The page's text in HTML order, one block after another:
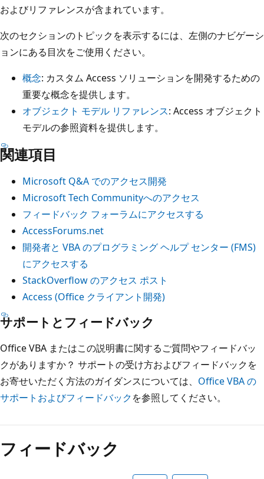
およびリファレンスが含まれています。
次のセクションのトピックを表示するには、左側のナビゲーシ
ョンにある目次をご使用ください。
概念: カスタム Access ソリューションを開発するための
重要な概念を提供します。
オブジェクト モデル リファレンス: Access オブジェクト
モデルの参照資料を提供します。
関連項目
Microsoft Q&A でのアクセス開発
Microsoft Tech Communityへのアクセス
フィードバック フォーラムにアクセスする
AccessForums.net
開発者と VBA のプログラミング ヘルプ センター (FMS)
にアクセスする
StackOverflow のアクセス ポスト
Access (Office クライアント開発)
サポートとフィードバック
Office VBA またはこの説明書に関するご質問やフィードバッ
クがありますか？ サポートの受け方およびフィードバックを
お寄せいただく方法のガイダンスについては、 Office VBA の
サポートおよびフィードバックを参照してください。
み
取
フィードバック